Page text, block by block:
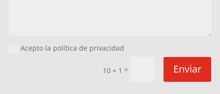
Acepto la política de privacidad
10 + 1 = Enviar